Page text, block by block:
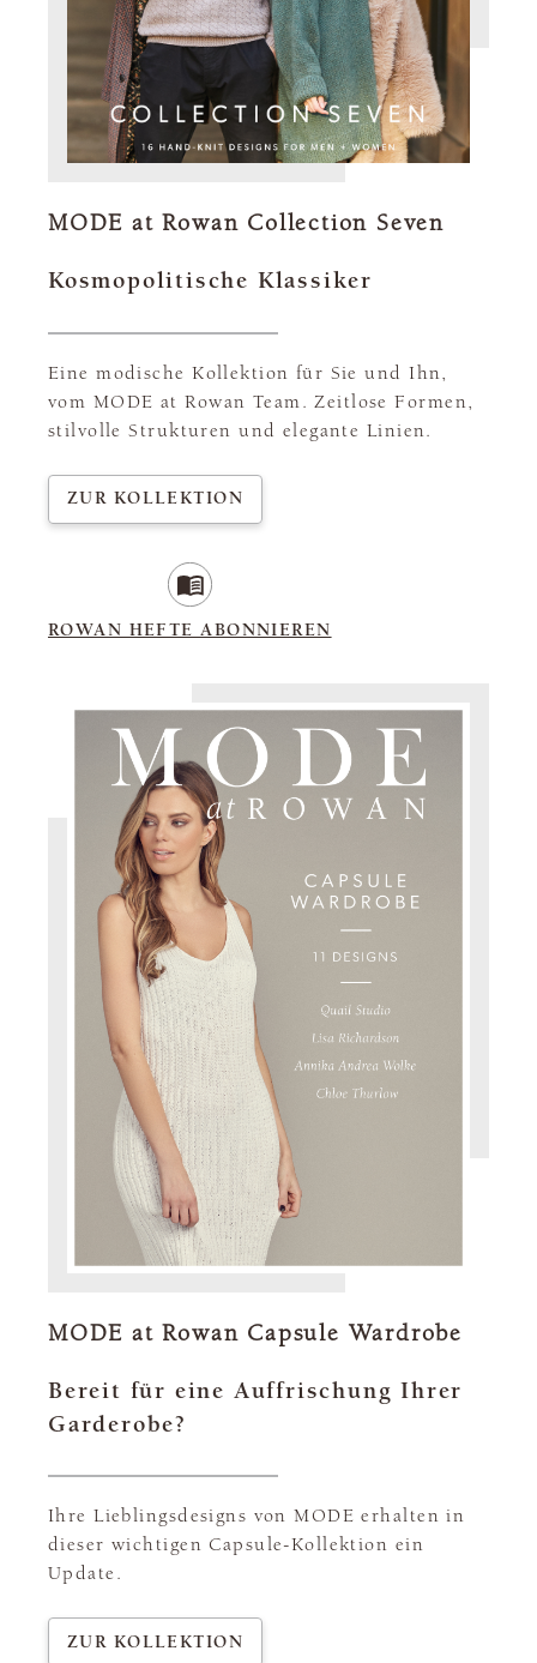
MODE at Rowan Collection Seven
Kosmopolitische Klassiker
Eine modische Kollektion für Sie und Ihn,
vom MODE at Rowan Team. Zeitlose Formen,
stilvolle Strukturen und elegante Linien.
ZUR KOLLEKTION
ROWAN HEFTE ABONNIEREN
MODE at Rowan Capsule Wardrobe
Bereit für eine Auffrischung Ihrer
Garderobe?
Ihre Lieblingsdesigns von MODE erhalten in
dieser wichtigen Capsule-Kollektion ein
Update.
ZUR KOLLEKTION